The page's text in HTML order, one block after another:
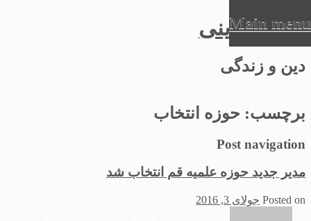
عرفان دینی
دین و زندگی
Main menu
to
content
برچسب: حوزه انتخاب
Post navigation
مدیر جدید حوزه علمیه قم انتخاب شد
Posted on جولای 3, 2016